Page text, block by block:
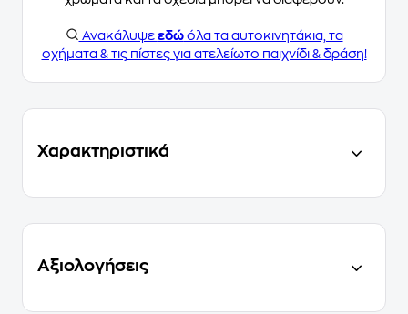
Ανακάλυψε εδώόλα τα αυτοκινητάκια, τα
οχήματα & τις πίστες για ατελείωτο παιχνίδι & δράση!
Χαρακτηριστικά
Αξιολογήσεις